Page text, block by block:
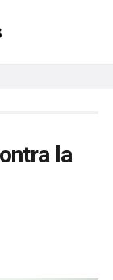
la